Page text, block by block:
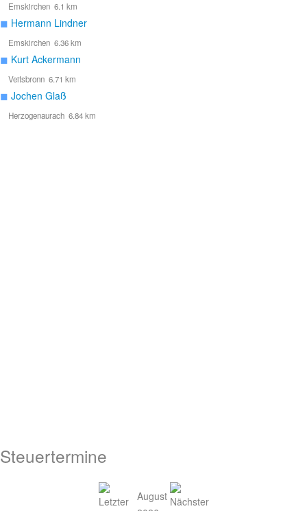
Emskirchen 6.1 km
◼ Hermann Lindner
Emskirchen 6.36 km
◼ Kurt Ackermann
Veitsbronn 6.71 km
◼ Jochen Glaß
Herzogenaurach 6.84 km
Steuertermine
August